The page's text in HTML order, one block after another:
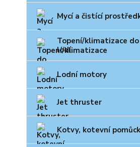
Mycí a čistící
Topení/klimatizace do
lodí
Lodní motory
Jet thruster
Kotvy, kotevní